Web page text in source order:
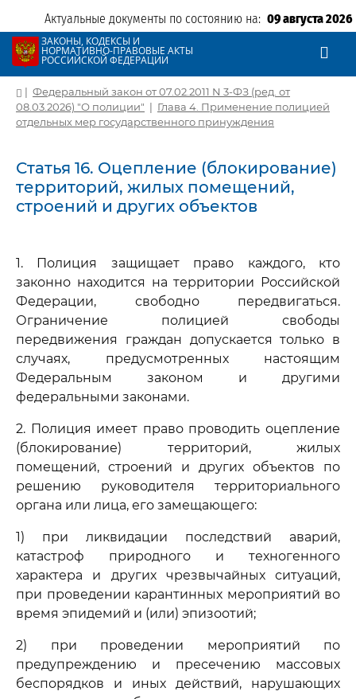
Актуальные документы по состоянию на: 09 августа 2026
ЗАКОНЫ, КОДЕКСЫ И
НОРМАТИВНО-ПРАВОВЫЕ АКТЫ
РОССИЙСКОЙ ФЕДЕРАЦИИ
| Федеральный закон от 07.02.2011 N 3-ФЗ (ред. от
08.03.2026) "О полиции" | Глава 4. Применение полицией
отдельных мер государственного принуждения
Статья 16. Оцепление (блокирование)
территорий, жилых помещений,
строений и других объектов
1. Полиция защищает право каждого, кто
законно находится на территории Российской
Федерации, свободно передвигаться.
Ограничение полицией свободы
передвижения граждан допускается только в
случаях, предусмотренных настоящим
Федеральным законом и другими
федеральными законами.
2. Полиция имеет право проводить оцепление
(блокирование) территорий, жилых
помещений, строений и других объектов по
решению руководителя территориального
органа или лица, его замещающего:
1) при ликвидации последствий аварий,
катастроф природного и техногенного
характера и других чрезвычайных ситуаций,
при проведении карантинных мероприятий во
время эпидемий и (или) эпизоотий;
2) при проведении мероприятий по
предупреждению и пресечению массовых
беспорядков и иных действий, нарушающих